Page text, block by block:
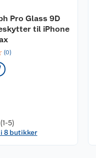
Pro Glass 9D
til iPhone
(0)
5)
8 butikker